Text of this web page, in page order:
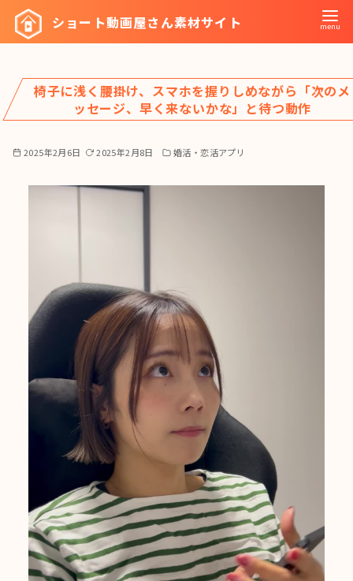
ツ
へ
ショート動画屋さん素材サイト
椅子に浅く腰掛け、スマホを握りしめながら「次のメ
ッセージ、早く来ないかな」と待つ動作
2025年2月6日 2025年2月8日 婚活・恋活アプリ